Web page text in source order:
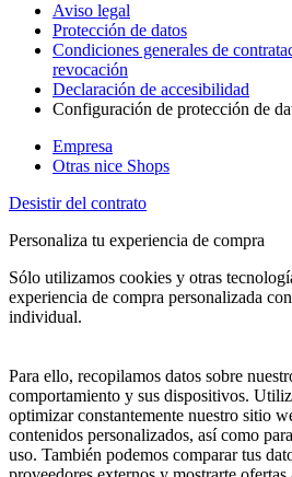
Aviso legal
Protección de datos
Condiciones generales de
revocación
Declaración de accesibilidad
Configuración de protección de
Empresa
Otras nice Shops
Desistir del contrato
Personaliza tu experiencia de compra
Sólo utilizamos cookies y otras
experiencia de compra personalizada
individual.
Para ello, recopilamos datos sobre
comportamiento y sus dispositivos.
optimizar constantemente nuestro sitio
contenidos personalizados, así como
uso. También podemos comparar tus